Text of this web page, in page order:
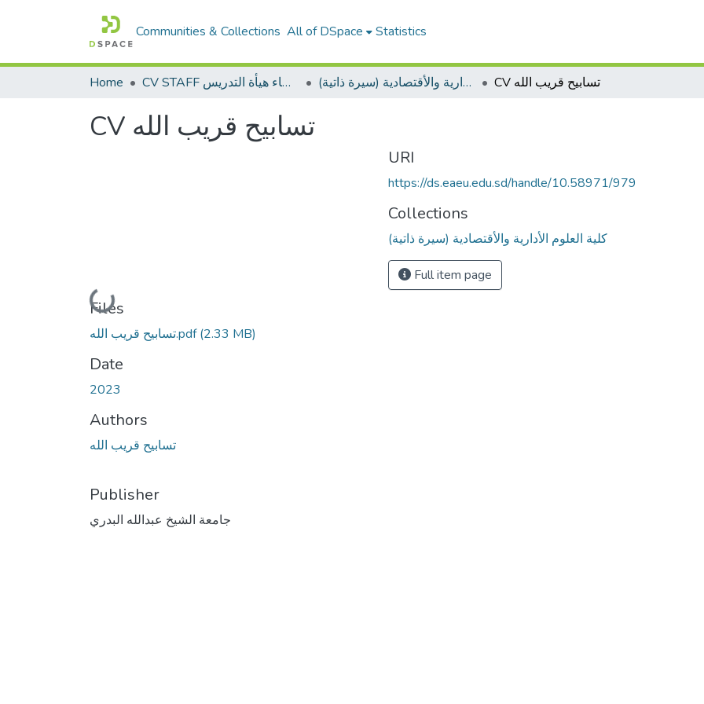
Communities & Collections All of DSpace Statistics
Home CV STAFF السيره الذاتية لأعضاء هيأة التدريس كلية العلوم الأدارية والأقتصادية (سيرة ذاتية) CV تسابيح قريب الله
CV تسابيح قريب الله
Loading...
Files
تسابيح قريب الله.pdf(2.33 MB)
Date
2023
Authors
تسابيح قريب الله
Publisher
جامعة الشيخ عبدالله البدري
URI
https://ds.eaeu.edu.sd/handle/10.58971/979
Collections
كلية العلوم الأدارية والأقتصادية (سيرة ذاتية)
Full item page